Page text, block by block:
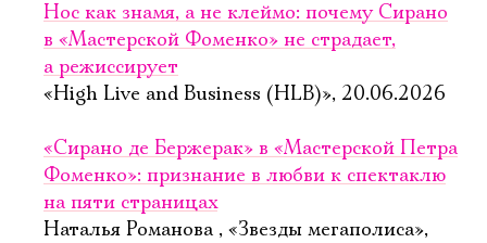
Нос как знамя, а не клеймо: почему Сирано
в «Мастерской Фоменко» не страдает,
а режиссирует
«High Live and Business (HLB)», 20.06.2026
«Сирано де Бержерак» в «Мастерской Петра
Фоменко»: признание в любви к спектаклю
на пяти страницах
Наталья Романова , «Звезды мегаполиса»,